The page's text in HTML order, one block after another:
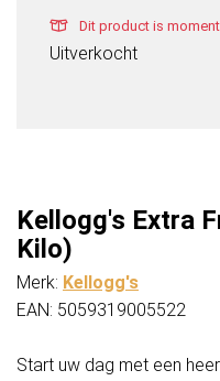
Dit product is
Uitverkocht
Kellogg's Extra
Kilo)
Merk: Kellogg's
EAN: 5059319005522
Start uw dag met een